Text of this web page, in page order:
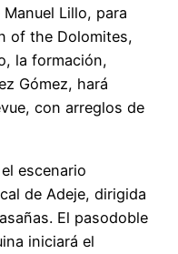
Lillo, para
of the Dolomites,
la formación,
Gómez, hará
con arreglos de
escenario
de Adeje, dirigida
El pasodoble
iniciará el